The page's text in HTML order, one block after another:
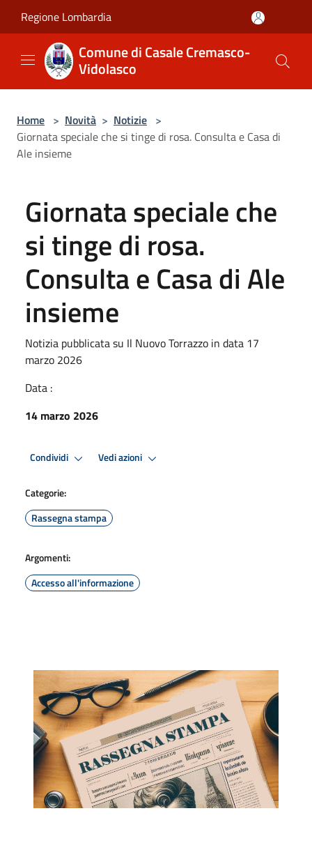
Regione Lombardia
Comune di Casale Cremasco-
Vidolasco
Home > Novità > Notizie >
Giornata speciale che si tinge di rosa. Consulta e Casa di
Ale insieme
Giornata speciale che
si tinge di rosa.
Consulta e Casa di Ale
insieme
Notizia pubblicata su Il Nuovo Torrazzo in data 17
marzo 2026
Data :
14 marzo 2026
Condividi Vedi azioni
Categorie:
Rassegna stampa
Argomenti:
Accesso all'informazione